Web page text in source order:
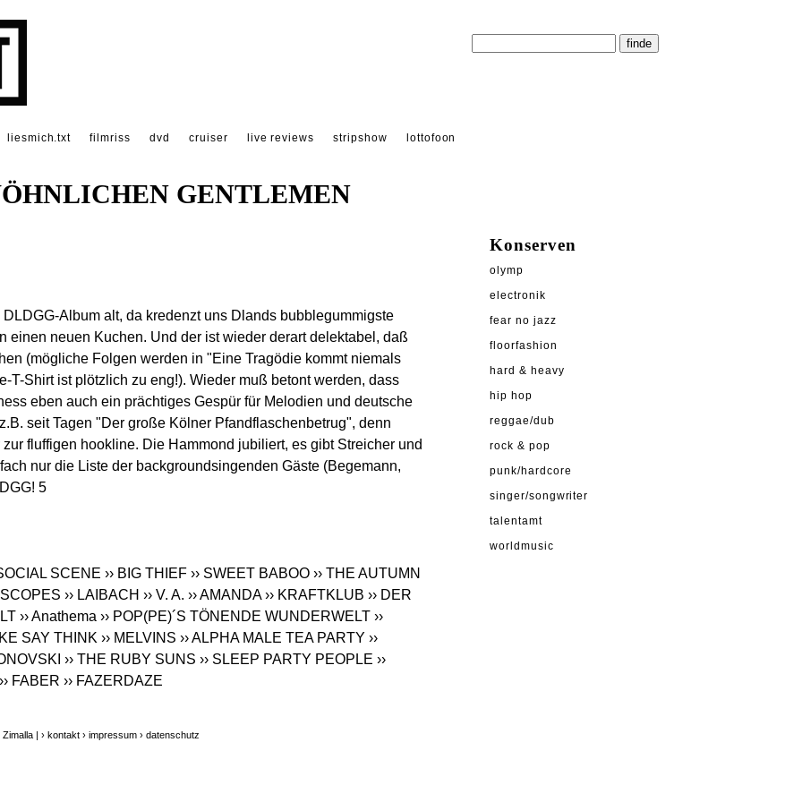
liesmich.txt filmriss dvd cruiser live reviews stripshow lottofoon
GENTLEMEN
Album alt, da kredenzt uns Dlands bubblegummigste
einen neuen Kuchen. Und der ist wieder derart delektabel, daß
(mögliche Folgen werden in "Eine Tragödie kommt niemals
T-Shirt ist plötzlich zu eng!). Wieder muß betont werden, dass
eben auch ein prächtiges Gespür für Melodien und deutsche
seit Tagen "Der große Kölner Pfandflaschenbetrug", denn
fluffigen hookline. Die Hammond jubiliert, es gibt Streicher und
nur die Liste der backgroundsingenden Gäste (Begemann,
5
SCENE ›› BIG THIEF ›› SWEET BABOO ›› THE AUTUMN
›› LAIBACH ›› V. A. ›› AMANDA ›› KRAFTKLUB ›› DER
›› Anathema ›› POP(PE)´S TÖNENDE WUNDERWELT ››
SAY THINK ›› MELVINS ›› ALPHA MALE TEA PARTY ››
›› THE RUBY SUNS ›› SLEEP PARTY PEOPLE ››
›› FABER ›› FAZERDAZE
| › kontakt › impressum › datenschutz
Konserven
olymp
electronik
fear no jazz
floorfashion
hard & heavy
hip hop
reggae/dub
rock & pop
punk/hardcore
singer/songwriter
talentamt
worldmusic